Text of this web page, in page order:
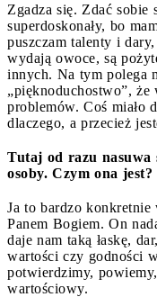
Zgadza się. Zdać sobie
superdoskonały, bo
puszczam talenty i
wydają owoce, są
innych. Na tym polega
„pięknoduchostwo”, że
problemów. Coś miało
dlaczego, a przecież
Tutaj od razu nasuwa
osoby. Czym ona jest?
Ja to bardzo
Panem Bogiem. On
daje nam taką łaskę,
wartości czy godności
potwierdzimy,
wartościowy.